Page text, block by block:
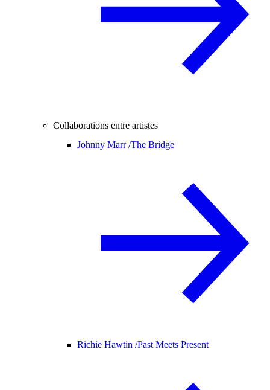
Collaborations entre artistes
Johnny Marr /The Bridge
Richie Hawtin /Past Meets Present